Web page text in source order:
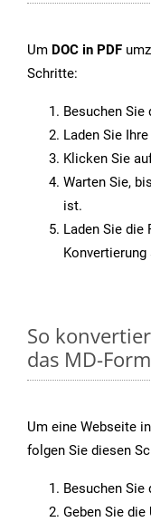
Um DOC in PDF
Schritte:
Besuchen Sie
Laden Sie
Klicken Sie
Warten Sie,
ist.
Laden Sie die
Konvertierung
So
das MD-
Um eine Webseite
folgen Sie diesen
Besuchen Sie
Geben Sie die